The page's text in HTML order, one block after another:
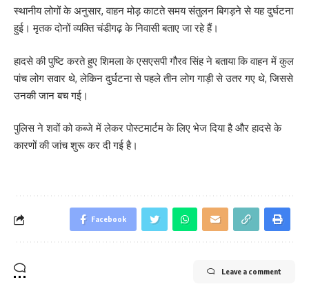
स्थानीय लोगों के अनुसार, वाहन मोड़ काटते समय संतुलन बिगड़ने से यह दुर्घटना
हुई। मृतक दोनों व्यक्ति चंडीगढ़ के निवासी बताए जा रहे हैं।
हादसे की पुष्टि करते हुए शिमला के एसएसपी गौरव सिंह ने बताया कि वाहन में कुल
पांच लोग सवार थे, लेकिन दुर्घटना से पहले तीन लोग गाड़ी से उतर गए थे, जिससे
उनकी जान बच गई।
पुलिस ने शवों को कब्जे में लेकर पोस्टमार्टम के लिए भेज दिया है और हादसे के
कारणों की जांच शुरू कर दी गई है।
Facebook
Leave a comment